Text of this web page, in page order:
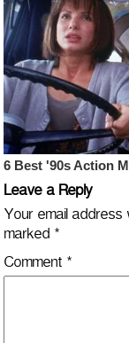
Leave a Reply
Your email address
marked *
Comment *